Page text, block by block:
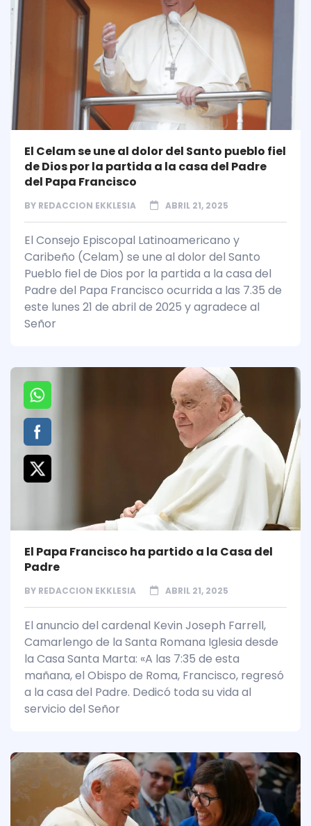
El Celam se une al dolor del Santo pueblo fiel
de Dios por la partida a la casa del Padre
del Papa Francisco
BY REDACCION EKKLESIA ABRIL 21, 2025
El Consejo Episcopal Latinoamericano y
Caribeño (Celam) se une al dolor del Santo
Pueblo fiel de Dios por la partida a la casa del
Padre del Papa Francisco ocurrida a las 7.35 de
este lunes 21 de abril de 2025 y agradece al
Señor
El Papa Francisco ha partido a la Casa del
Padre
BY REDACCION EKKLESIA ABRIL 21, 2025
El anuncio del cardenal Kevin Joseph Farrell,
Camarlengo de la Santa Romana Iglesia desde
la Casa Santa Marta: «A las 7:35 de esta
mañana, el Obispo de Roma, Francisco, regresó
a la casa del Padre. Dedicó toda su vida al
servicio del Señor